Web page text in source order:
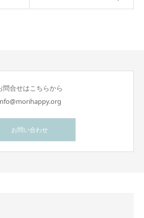
問合せはこちらから
お問い合わせ